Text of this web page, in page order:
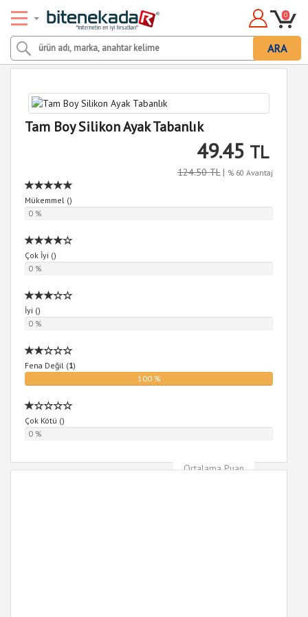
ARA
0
Tam Boy Silikon Ayak Tabanlık
49.45 TL
124.50 TL| % 60 Avantaj
Mükemmel ()
0 %
Çok İyi ()
0 %
İyi ()
0 %
Fena Değil (1)
100 %
Çok Kötü ()
0 %
Ortalama Puan